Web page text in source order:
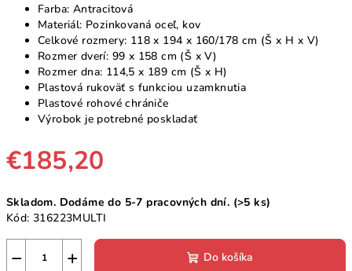
Farba: Antracitová
Materiál: Pozinkovaná oceľ, kov
Celkové rozmery: 118 x 194 x 160/178 cm (Š x H x V)
Rozmer dverí: 99 x 158 cm (Š x V)
Rozmer dna: 114,5 x 189 cm (Š x H)
Plastová rukoväť s funkciou uzamknutia
Plastové rohové chrániče
Výrobok je potrebné poskladať
€185,20
cena:
Skladom. Dodáme do 5-7 pracovných dní. (>5 ks)
Kód: 316223MULTI
+
− Do košíka